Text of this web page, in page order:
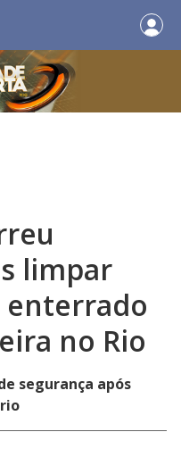
limpar
enterrado
no Rio
segurança após